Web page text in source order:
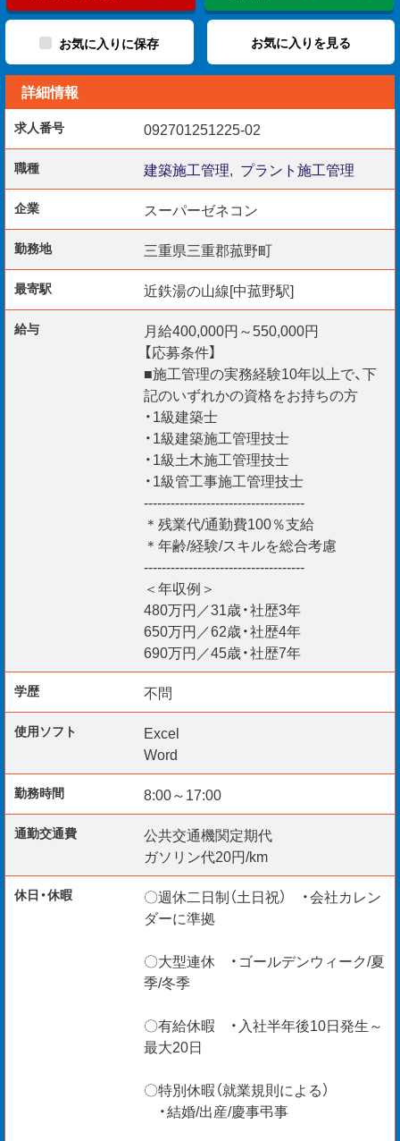
〇対象〇
・工場施設敷地内における建物全て
・営繕、修繕工事
・使用ソフト：Excel、Word
資格や経験を活かしたい即戦力は歓迎！
経験が浅くてもまずはご相談ください！！
貴方からのご応募を心よりお待ちしています。
＊給与仮払い制度あり
＊ご経験・スキルを最大考慮
＊リモート面談随時実施中
【海外エンジニア応援】
＊Construction Manager
＊CAD Operators etc.
VISA更新サポートいたします。
現在、外国籍の社員が100 名以上在籍。
安心して活躍できますよ！
お気に入りに保存 お気に入りを見る
詳細情報
求人番号 092701251225-02
職種 建築施工管理, プラント施工管理
企業 スーパーゼネコン
勤務地 三重県三重郡菰野町
最寄駅 近鉄湯の山線[中菰野駅]
給与
月給400,000円～550,000円
【応募条件】
■施工管理の実務経験10年以上で、下
記のいずれかの資格をお持ちの方
・1級建築士
・1級建築施工管理技士
・1級土木施工管理技士
・1級管工事施工管理技士
------------------------------------
＊残業代/通勤費100％支給
＊年齢/経験/スキルを総合考慮
------------------------------------
＜年収例＞
480万円／31歳・社歴3年
650万円／62歳・社歴4年
690万円／45歳・社歴7年
学歴 不問
使用ソフト
Excel
Word
勤務時間 8:00～17:00
通勤交通費
公共交通機関定期代
ガソリン代20円/km
休日・休暇
〇週休二日制（土日祝） ・会社カレン
ダーに準拠
〇大型連休 ・ゴールデンウィーク/夏
季/冬季
〇有給休暇 ・入社半年後10日発生～
最大20日
〇特別休暇（就業規則による）
・結婚/出産/慶事弔事